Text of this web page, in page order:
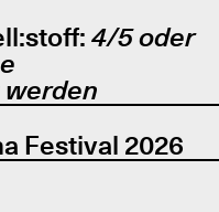
4/5 oder
werden
Festival 2026